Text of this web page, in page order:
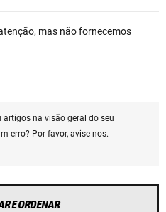
mas não fornecemos
artigos na visão geral do seu
erro? Por favor, avise-nos.
E ORDENAR